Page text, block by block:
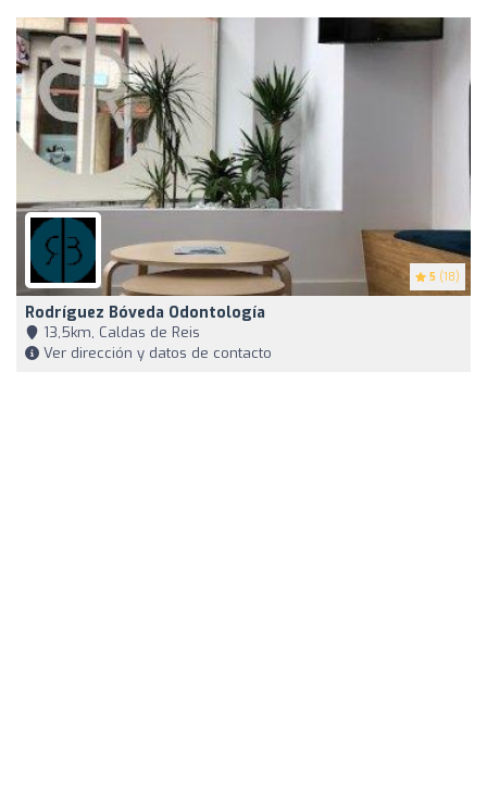
5 (18)
Rodríguez Bóveda Odontología
13,5km, Caldas de Reis
Ver dirección y datos de contacto